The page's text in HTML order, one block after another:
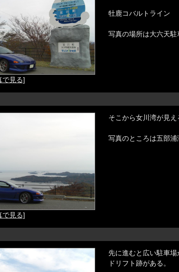
で見る]
牡鹿コバルトライン
写真の場所は大六天駐
で見る]
そこから女川湾が見え
写真のところは五部浦
先に進むと広い駐車場
ドリフト跡がある。